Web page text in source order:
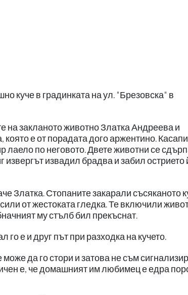
куче в градинката на ул. "Брезовска" в
на закланото животно Златка Андреева и
е от порадата дого аржентино.
лаело по неговото. Двете животни се
извадил брадва и забил острието
Златка. Стопаните закарали съсяканото
от жестоката гледка. Те включили
му стълб бил прекъснат.
е и друг път при разходка на кучето.
да го стори и затова не съм
е, че домашният им любимец е едра